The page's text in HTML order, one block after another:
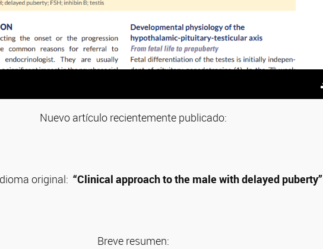
Nuevo artículo recientemente publicado:
original: “Clinical approach to the male with delayed puberty”
Breve resumen: